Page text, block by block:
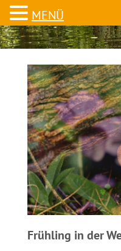
Frühling in der
MENÜ